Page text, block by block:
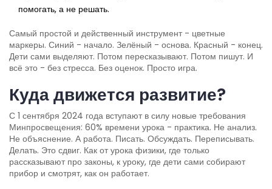
помогать, а не решать.
Самый простой и действенный инструмент - цветные
маркеры. Синий - начало. Зелёный - основа. Красный - конец.
Дети сами выделяют. Потом пересказывают. Потом пишут. И
всё это - без стресса. Без оценок. Просто игра.
Куда движется развитие?
С 1 сентября 2024 года вступают в силу новые требования
Минпросвещения: 60% времени урока - практика. Не анализ.
Не объяснение. А работа. Писать. Обсуждать. Переписывать.
Делать. Это сдвиг. Как от урока физики, где только
рассказывают про законы, к уроку, где дети сами собирают
прибор и смотрят, как он работает.